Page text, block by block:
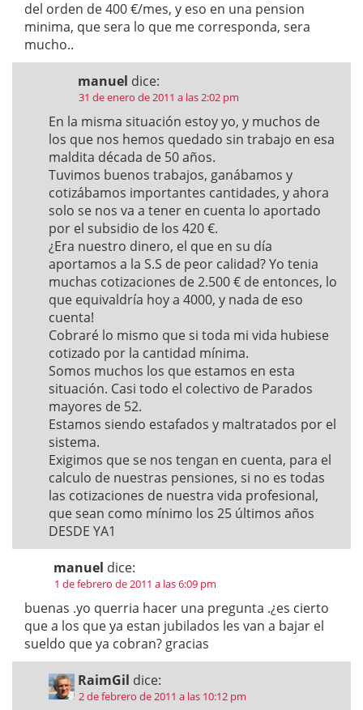
del orden de 400 €/mes, y eso en una pension
minima, que sera lo que me corresponda, sera
mucho..
manuel dice:
31 de enero de 2011 a las 2:02 pm
En la misma situación estoy yo, y muchos de
los que nos hemos quedado sin trabajo en esa
maldita década de 50 años.
Tuvimos buenos trabajos, ganábamos y
cotizábamos importantes cantidades, y ahora
solo se nos va a tener en cuenta lo aportado
por el subsidio de los 420 €.
¿Era nuestro dinero, el que en su día
aportamos a la S.S de peor calidad? Yo tenia
muchas cotizaciones de 2.500 € de entonces, lo
que equivaldría hoy a 4000, y nada de eso
cuenta!
Cobraré lo mismo que si toda mi vida hubiese
cotizado por la cantidad mínima.
Somos muchos los que estamos en esta
situación. Casi todo el colectivo de Parados
mayores de 52.
Estamos siendo estafados y maltratados por el
sistema.
Exigimos que se nos tengan en cuenta, para el
calculo de nuestras pensiones, si no es todas
las cotizaciones de nuestra vida profesional,
que sean como mínimo los 25 últimos años
DESDE YA1
manuel dice:
1 de febrero de 2011 a las 6:09 pm
buenas .yo querria hacer una pregunta .¿es cierto
que a los que ya estan jubilados les van a bajar el
sueldo que ya cobran? gracias
RaimGil dice:
2 de febrero de 2011 a las 10:12 pm